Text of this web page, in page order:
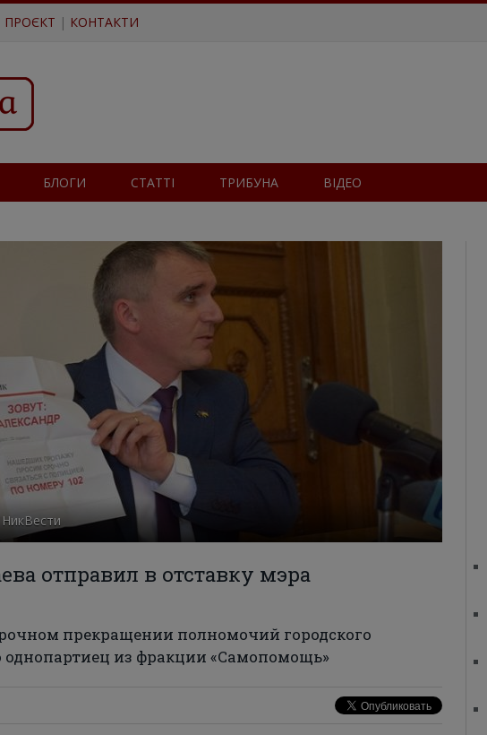
ПРОЄКТ | КОНТАКТИ
БЛОГИ СТАТТІ ТРИБУНА ВІДЕО
отправил в отставку мэра
прекращении полномочий городского
однопартиец из фракции «Самопомощь»